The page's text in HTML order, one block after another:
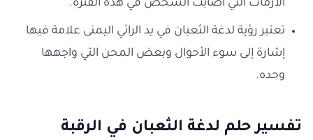
الأزمات التي اصابت الشخص في هذه الفترة.
تعتبر رؤية لدغة الثعبان في يد الرائي اليمنى علامة فيها
إشارة إلى سوء الأحوال وبعض المحن التي واجهها
وحده.
تفسير حلم لدغة الثعبان في الرقبة